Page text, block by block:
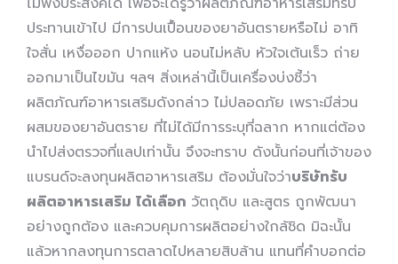
ประทานเข้าไป มีการปนเปื้อนของยาอันตรายหรือไม่ อาทิ
ใจสั่น เหงื่อออก ปากแห้ง นอนไม่หลับ หัวใจเต้นเร็ว ถ่าย
ออกมาเป็นไขมัน ฯลฯ สิ่งเหล่านี้เป็นเครื่องบ่งชี้ว่า
ผลิตภัณฑ์อาหารเสริมดังกล่าว ไม่ปลอดภัย เพราะมีส่วน
ผสมของยาอันตราย ที่ไม่ได้มีการระบุที่ฉลาก หากแต่ต้อง
นำไปส่งตรวจที่แลปเท่านั้น จึงจะทราบ ดังนั้นก่อนที่เจ้าของ
แบรนด์จะลงทุนผลิตอาหารเสริม ต้องมั่นใจว่าบริษัทรับ
ผลิตอาหารเสริม ได้เลือก วัตถุดิบ และสูตร ถูกพัฒนา
อย่างถูกต้อง และควบคุมการผลิตอย่างใกล้ชิด มิฉะนั้น
แล้วหากลงทุนการตลาดไปหลายสิบล้าน แทนที่คำบอกต่อ